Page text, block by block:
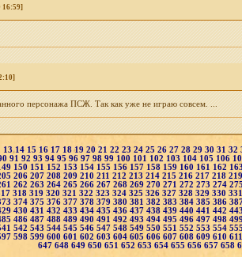
16:59]
персонажа ПСЖ. Так как уже не играю совсем. ...
1314 15 16 17 1819 20 21 22 23 24 25 26 27 28 29 30 3132
91 92 93 94 95 96 97 98 99 100 101 102 103 104 105 106
150 151 152 153 154 155 156 157 158 159 160 161 162 163
206 207 208 209 210 211 212 213 214 215 216 217 218 219
262 263 264 265 266 267 268 269 270 271 272 273 274 275
318 319 320 321 322 323 324 325 326 327 328 329 330 331
374 375 376 377 378 379 380 381 382 383 384 385 386
430 431 432 433 434 435 436 437 438 439 440 441 442
486 487 488 489 490 491 492 493 494 495 496 497 498
542 543 544 545 546 547 548 549 550 551 552 553 554 555
598 599 600 601 602 603 604 605 606 607 608 609 610 611
647 648 649 650 651 652 653 654 655 656 657 658